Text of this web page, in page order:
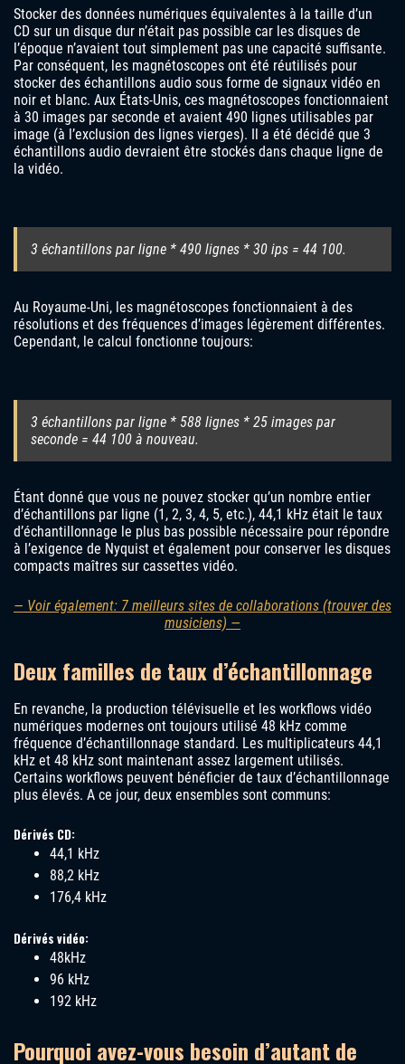
Stocker des données numériques équivalentes à la taille d’un
CD sur un disque dur n’était pas possible car les disques de
l’époque n’avaient tout simplement pas une capacité suffisante.
Par conséquent, les magnétoscopes ont été réutilisés pour
stocker des échantillons audio sous forme de signaux vidéo en
noir et blanc. Aux États-Unis, ces magnétoscopes fonctionnaient
à 30 images par seconde et avaient 490 lignes utilisables par
image (à l’exclusion des lignes vierges). Il a été décidé que 3
échantillons audio devraient être stockés dans chaque ligne de
la vidéo.
3 échantillons par ligne * 490 lignes * 30 ips = 44 100.
Au Royaume-Uni, les magnétoscopes fonctionnaient à des
résolutions et des fréquences d’images légèrement différentes.
Cependant, le calcul fonctionne toujours:
3 échantillons par ligne * 588 lignes * 25 images par
seconde = 44 100 à nouveau.
Étant donné que vous ne pouvez stocker qu’un nombre entier
d’échantillons par ligne (1, 2, 3, 4, 5, etc.), 44,1 kHz était le taux
d’échantillonnage le plus bas possible nécessaire pour répondre
à l’exigence de Nyquist et également pour conserver les disques
compacts maîtres sur cassettes vidéo.
— Voir également: 7 meilleurs sites de collaborations (trouver des
musiciens) —
Deux familles de taux d’échantillonnage
En revanche, la production télévisuelle et les workflows vidéo
numériques modernes ont toujours utilisé 48 kHz comme
fréquence d’échantillonnage standard. Les multiplicateurs 44,1
kHz et 48 kHz sont maintenant assez largement utilisés.
Certains workflows peuvent bénéficier de taux d’échantillonnage
plus élevés. A ce jour, deux ensembles sont communs:
Dérivés CD:
44,1 kHz
88,2 kHz
176,4 kHz
Dérivés vidéo:
48kHz
96 kHz
192 kHz
Pourquoi avez-vous besoin d’autant de